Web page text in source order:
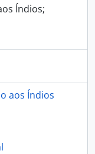
Índios;
aos Índios